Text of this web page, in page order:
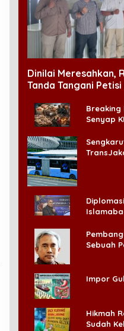
Dinilai Meresahkan,
Tanda Tangani
Breaking
Senyap
Ada
Sebuah
Impor
Hikmah
Sudah